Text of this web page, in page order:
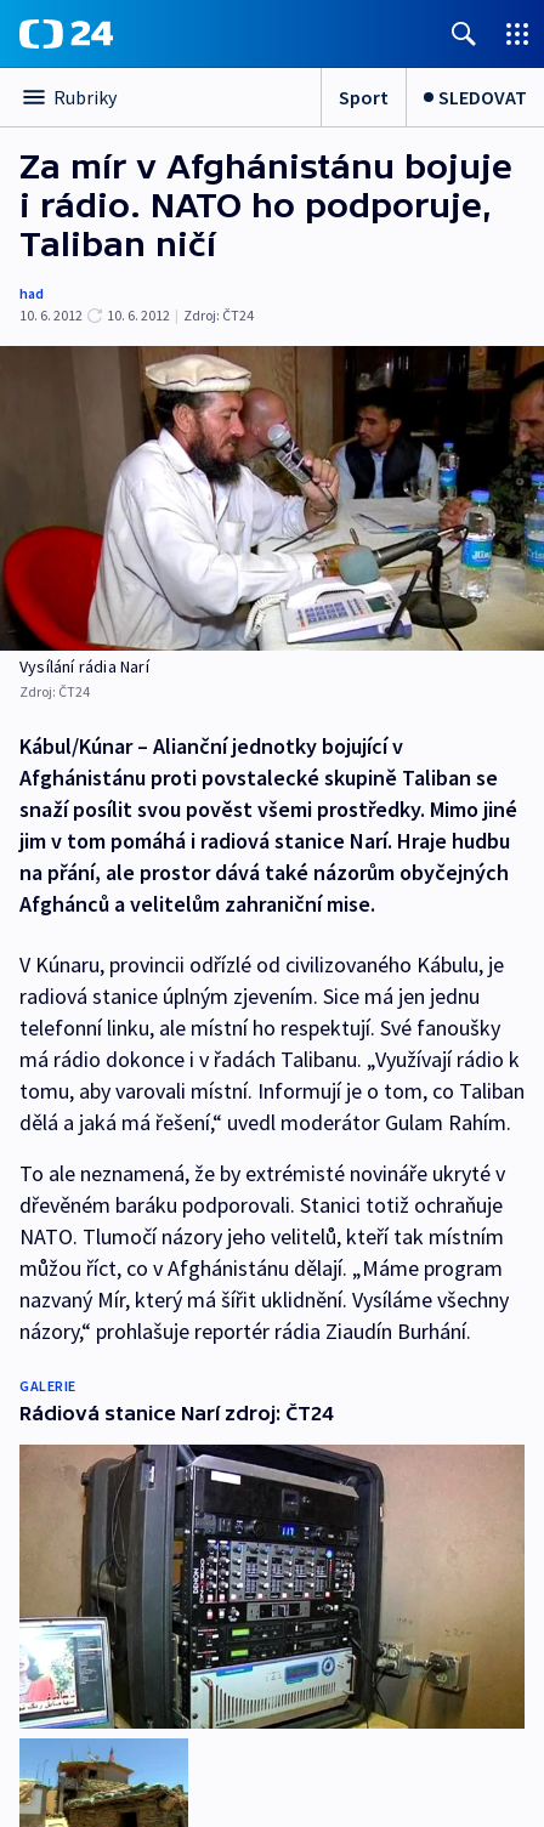
Rubriky Sport SLEDOVAT
Za mír v Afghánistánu bojuje
i rádio. NATO ho podporuje,
Taliban ničí
had
10. 6. 2012
10. 6. 2012 | Zdroj: ČT24
Vysílání rádia Narí
Zdroj: ČT24
Kábul/Kúnar – Alianční jednotky bojující v
Afghánistánu proti povstalecké skupině Taliban se
snaží posílit svou pověst všemi prostředky. Mimo jiné
jim v tom pomáhá i radiová stanice Narí. Hraje hudbu
na přání, ale prostor dává také názorům obyčejných
Afghánců a velitelům zahraniční mise.
V Kúnaru, provincii odřízlé od civilizovaného Kábulu, je
radiová stanice úplným zjevením. Sice má jen jednu
telefonní linku, ale místní ho respektují. Své fanoušky
má rádio dokonce i v řadách Talibanu. „Využívají rádio k
tomu, aby varovali místní. Informují je o tom, co Taliban
dělá a jaká má řešení,“ uvedl moderátor Gulam Rahím.
To ale neznamená, že by extrémisté novináře ukryté v
dřevěném baráku podporovali. Stanici totiž ochraňuje
NATO. Tlumočí názory jeho velitelů, kteří tak místním
můžou říct, co v Afghánistánu dělají. „Máme program
nazvaný Mír, který má šířit uklidnění. Vysíláme všechny
názory,“ prohlašuje reportér rádia Ziaudín Burhání.
GALERIE
Rádiová stanice Narí zdroj: ČT24